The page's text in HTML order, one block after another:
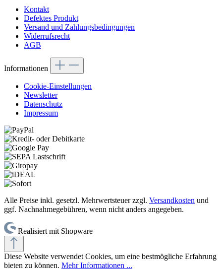
Kontakt
Defektes Produkt
Versand und Zahlungsbedingungen
Widerrufsrecht
AGB
Informationen
Cookie-Einstellungen
Newsletter
Datenschutz
Impressum
Alle Preise inkl. gesetzl. Mehrwertsteuer zzgl. Versandkosten und
ggf. Nachnahmegebühren, wenn nicht anders angegeben.
Realisiert mit Shopware
Diese Website verwendet Cookies, um eine bestmögliche Erfahrung
bieten zu können. Mehr Informationen ...